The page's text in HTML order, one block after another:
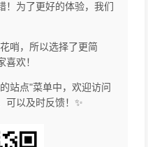
！为了更好的体验，我们
哨，所以选择了更简
欢！
站点"菜单中，欢迎访问
可以及时反馈！✨